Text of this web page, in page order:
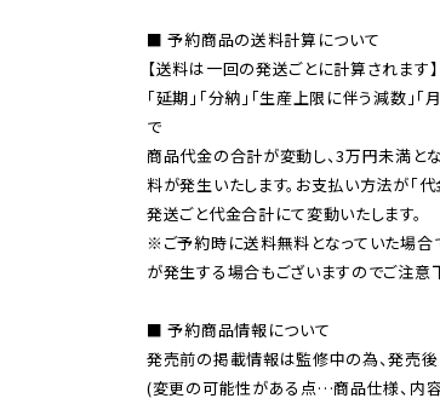
■ 予約商品の送料計算について
【送料は一回の発送ごとに計算されます】
「延期」「分納」「生産上限に伴う減数」
で
商品代金の合計が変動し、3万円未満と
料が発生いたします。お支払い方法が「
※ご予約時に送料無料となっていた場合
が発生する場合もございますのでご注意
■ 予約商品情報について
発売前の掲載情報は監修中の為、発売後
(変更の可能性がある点…商品仕様、内容